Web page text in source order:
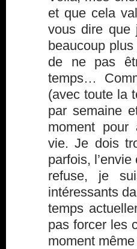
et que cela
vous dire que
beaucoup
de ne pas
temps…
(avec toute la
par semaine
moment
vie. Je dois
parfois,
refuse, je
intéressants
temps
pas forcer les
moment